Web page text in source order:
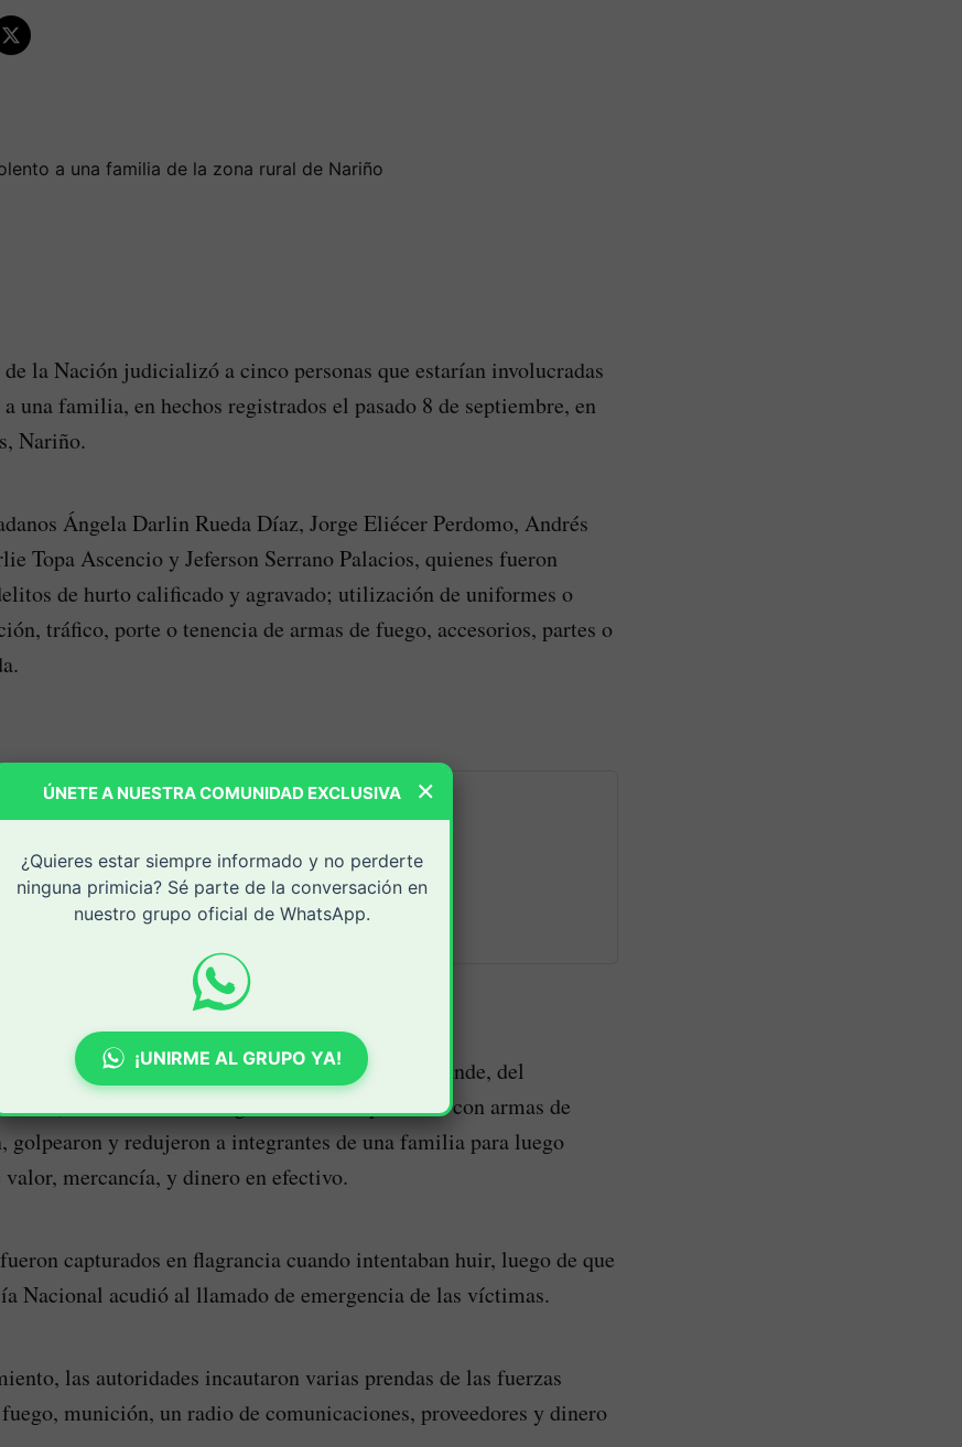
la Nación judicializó a cinco personas que estarían involucradas
una familia, en hechos registrados el pasado 8 de septiembre, en
Nariño.
Ángela Darlin Rueda Díaz, Jorge Eliécer Perdomo, Andrés
Topa Ascencio y Jeferson Serrano Palacios, quienes fueron
de hurto calificado y agravado; utilización de uniformes o
tráfico, porte o tenencia de armas de fuego, accesorios, partes o
ocho jornadas de atención especial para
la entidad realizará esta atención
las oportunidades de acceso y
la entidad para estas comunidades. Entre
y fondos. periodicovirtual
en una vivienda ubicada en la vereda Llano Grande, del
a donde habrían ingresado varias personas con armas de
y redujeron a integrantes de una familia para luego
mercancía, y dinero en efectivo.
capturados en flagrancia cuando intentaban huir, luego de que
Nacional acudió al llamado de emergencia de las víctimas.
las autoridades incautaron varias prendas de las fuerzas
munición, un radio de comunicaciones, proveedores y dinero
×
ÚNETE A NUESTRA COMUNIDAD EXCLUSIVA
¿Quieres estar siempre informado y no perderte
ninguna primicia? Sé parte de la conversación en
nuestro grupo oficial de WhatsApp.
¡UNIRME AL GRUPO YA!